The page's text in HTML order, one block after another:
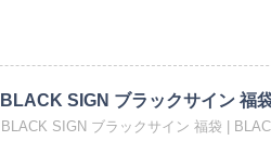
BLACK SIGN ブラックサイン 福
BLACK SIGN ブラックサイン 福袋 |